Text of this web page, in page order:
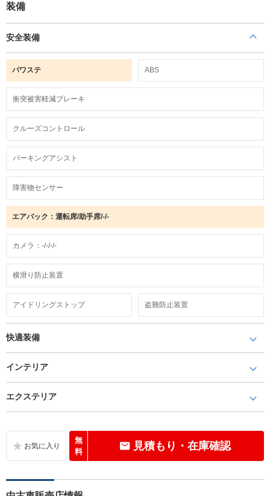
装備
安全装備
パワステ ABS
衝突被害軽減ブレーキ
クルーズコントロール
パーキングアシスト
障害物センサー
エアバック：運転席/助手席/-/-
カメラ：-/-/-/-
横滑り防止装置
アイドリングストップ 盗難防止装置
快適装備
インテリア
エクステリア
無
料
見積もり・在庫確認